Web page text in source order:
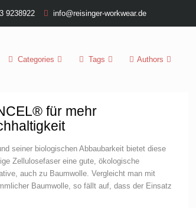
9238922 info@reisinger-workwear.de
Categories Tags Authors
für mehr
seiner biologischen Abbaubarkeit bietet diese
Zellulosefaser eine gute, ökologische
auch zu Baumwolle. Vergleicht man mit
Baumwolle, so fällt auf, dass der Einsatz